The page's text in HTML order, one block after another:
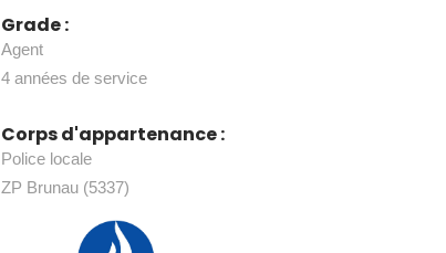
Grade :
Agent
4 années de service
Corps d'appartenance :
Police locale
ZP Brunau (5337)